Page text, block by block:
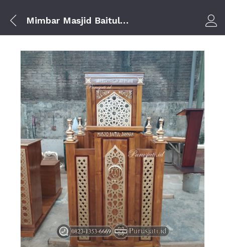
Mimbar Masjid Baitul Jannah Pademangan Jakarta Utara